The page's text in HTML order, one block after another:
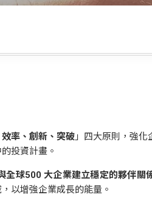
率、創新、突破 」四大原則，強化
投資計畫。
全球500 大企業建立穩定的夥伴關
以增強企業成長的能量。